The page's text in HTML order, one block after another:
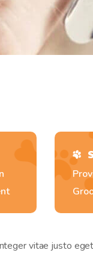
vitae justo